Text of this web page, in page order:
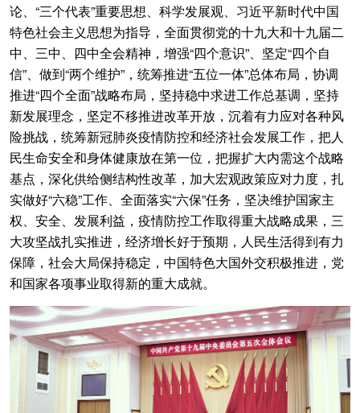
论、“三个代表”重要思想、科学发展观、习近平新时代中国
特色社会主义思想为指导，全面贯彻党的十九大和十九届二
中、三中、四中全会精神，增强“四个意识”、坚定“四个自
信”、做到“两个维护”，统筹推进“五位一体”总体布局，协调
推进“四个全面”战略布局，坚持稳中求进工作总基调，坚持
新发展理念，坚定不移推进改革开放，沉着有力应对各种风
险挑战，统筹新冠肺炎疫情防控和经济社会发展工作，把人
民生命安全和身体健康放在第一位，把握扩大内需这个战略
基点，深化供给侧结构性改革，加大宏观政策应对力度，扎
实做好“六稳”工作、全面落实“六保”任务，坚决维护国家主
权、安全、发展利益，疫情防控工作取得重大战略成果，三
大攻坚战扎实推进，经济增长好于预期，人民生活得到有力
保障，社会大局保持稳定，中国特色大国外交积极推进，党
和国家各项事业取得新的重大成就。